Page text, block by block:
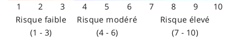
1 2 3 4 5 6 7 8 9
10
Risque faible
(1 - 3)
Risque modéré
(4 - 6)
Risque élevé
(7 - 10)